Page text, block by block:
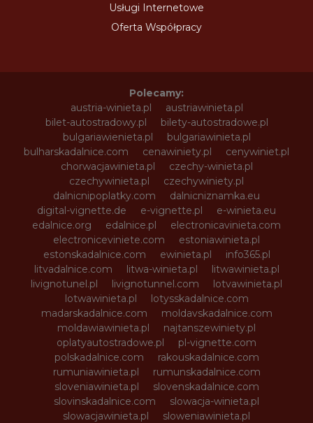
Usługi Internetowe
Oferta Współpracy
Polecamy:
austria-winieta.pl
austriawinieta.pl
bilet-autostradowy.pl
bilety-autostradowe.pl
bulgariawienieta.pl
bulgariawinieta.pl
bulharskadalnice.com
cenawiniety.pl
cenywiniet.pl
chorwacjawinieta.pl
czechy-winieta.pl
czechywinieta.pl
czechywiniety.pl
dalnicnipoplatky.com
dalnicniznamka.eu
digital-vignette.de
e-vignette.pl
e-winieta.eu
edalnice.org
edalnice.pl
electronicavinieta.com
electroniceviniete.com
estoniawinieta.pl
estonskadalnice.com
ewinieta.pl
info365.pl
litvadalnice.com
litwa-winieta.pl
litwawinieta.pl
livignotunel.pl
livignotunnel.com
lotvawinieta.pl
lotwawinieta.pl
lotysskadalnice.com
madarskadalnice.com
moldavskadalnice.com
moldawiawinieta.pl
najtanszewiniety.pl
oplatyautostradowe.pl
pl-vignette.com
polskadalnice.com
rakouskadalnice.com
rumuniawinieta.pl
rumunskadalnice.com
sloveniawinieta.pl
slovenskadalnice.com
slovinskadalnice.com
slowacja-winieta.pl
slowacjawinieta.pl
sloweniawinieta.pl